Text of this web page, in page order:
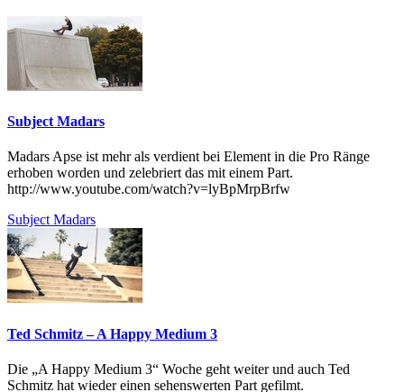
Subject Madars
Madars Apse ist mehr als verdient bei Element in die Pro Ränge
erhoben worden und zelebriert das mit einem Part.
http://www.youtube.com/watch?v=lyBpMrpBrfw
Subject Madars
Ted Schmitz – A Happy Medium 3
Die „A Happy Medium 3“ Woche geht weiter und auch Ted
Schmitz hat wieder einen sehenswerten Part gefilmt.